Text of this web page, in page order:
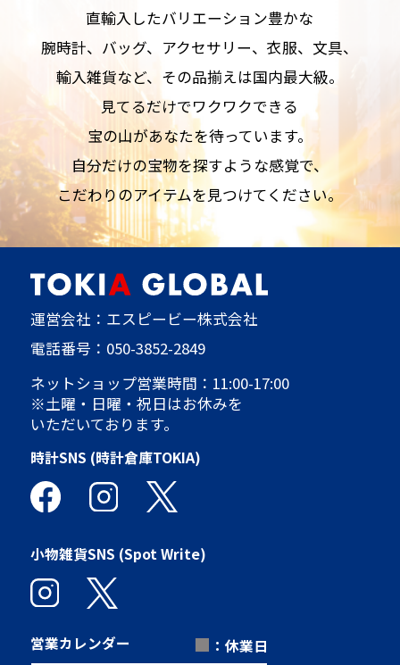
直輸入したバリエーション豊かな
腕時計、バッグ、アクセサリー、衣服、文具、
輸入雑貨など、その品揃えは国内最大級。
見てるだけでワクワクできる
宝の山があなたを待っています。
自分だけの宝物を探すような感覚で、
こだわりのアイテムを見つけてください。
運営会社：エスピービー株式会社
電話番号： 050-3852-2849
ネットショップ営業時間：11:00-17:00
※土曜・日曜・祝日はお休みを
いただいております。
時計SNS (時計倉庫TOKIA)
小物雑貨SNS (Spot Write)
営業カレンダー ■ ：休業日